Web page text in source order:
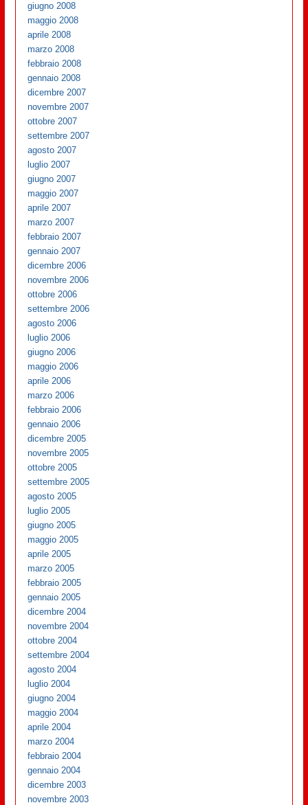
giugno 2008
maggio 2008
aprile 2008
marzo 2008
febbraio 2008
gennaio 2008
dicembre 2007
novembre 2007
ottobre 2007
settembre 2007
agosto 2007
luglio 2007
giugno 2007
maggio 2007
aprile 2007
marzo 2007
febbraio 2007
gennaio 2007
dicembre 2006
novembre 2006
ottobre 2006
settembre 2006
agosto 2006
luglio 2006
giugno 2006
maggio 2006
aprile 2006
marzo 2006
febbraio 2006
gennaio 2006
dicembre 2005
novembre 2005
ottobre 2005
settembre 2005
agosto 2005
luglio 2005
giugno 2005
maggio 2005
aprile 2005
marzo 2005
febbraio 2005
gennaio 2005
dicembre 2004
novembre 2004
ottobre 2004
settembre 2004
agosto 2004
luglio 2004
giugno 2004
maggio 2004
aprile 2004
marzo 2004
febbraio 2004
gennaio 2004
dicembre 2003
novembre 2003